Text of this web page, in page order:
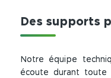
Des supports
Notre équipe
écoute durant